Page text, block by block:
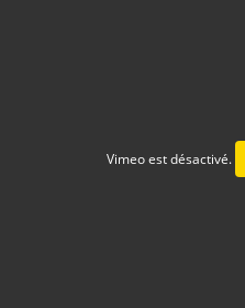
Vimeo est désactivé.